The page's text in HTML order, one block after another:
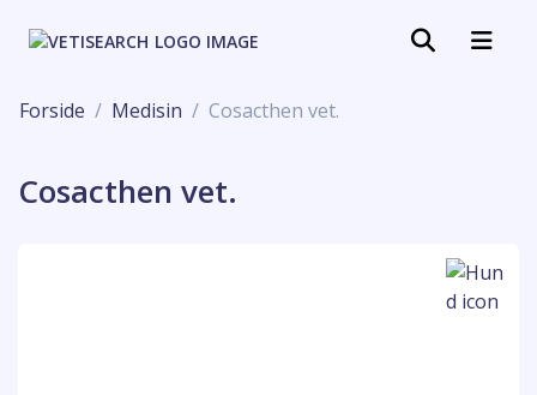
Forside Medisin Cosacthen vet.
Cosacthen vet.